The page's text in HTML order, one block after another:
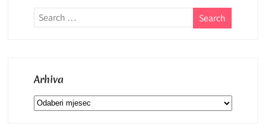
Arhiva
Arhiva